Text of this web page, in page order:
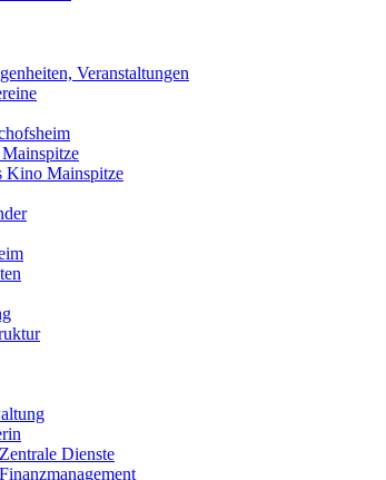
Veranstaltungen
Kino Mainspitze
Dienste